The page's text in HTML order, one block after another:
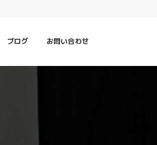
ブログ お問い合わせ